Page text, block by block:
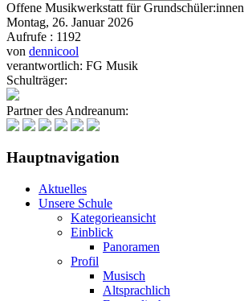
Offene Musikwerkstatt für Grundschüler:innen
Montag, 26. Januar 2026
Aufrufe : 1192
von dennicool
verantwortlich: FG Musik
Schulträger:
Partner des Andreanum:
Hauptnavigation
Aktuelles
Unsere Schule
Kategorieansicht
Einblick
Panoramen
Profil
Musisch
Altsprachlich